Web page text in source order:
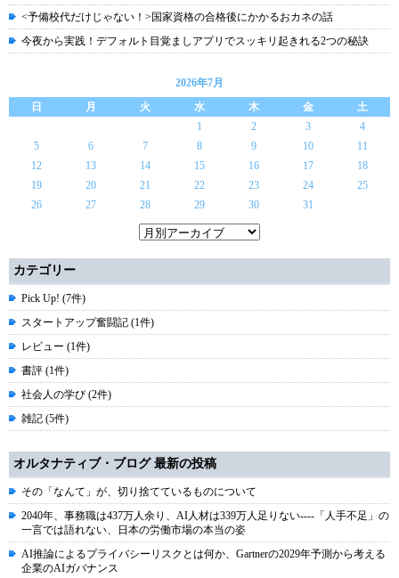
<予備校代だけじゃない！>国家資格の合格後にかかるおカネの話
今夜から実践！デフォルト目覚ましアプリでスッキリ起きれる2つの秘訣
2026年7月
日
月 火 水 木 金
土
1
2 3
4
5
6 7 8 9 10
11
12
13 14 15 16 17
18
19
20 21 22 23 24
25
26
27 28 29 30 31
カテゴリー
Pick Up! (7件)
スタートアップ奮闘記 (1件)
レビュー (1件)
書評 (1件)
社会人の学び (2件)
雑記 (5件)
オルタナティブ・ブログ 最新の投稿
その「なんて」が、切り捨てているものについて
2040年、事務職は437万人余り、AI人材は339万人足りない----「人手不足」の
一言では語れない、日本の労働市場の本当の姿
AI推論によるプライバシーリスクとは何か、Gartnerの2029年予測から考える
企業のAIガバナンス